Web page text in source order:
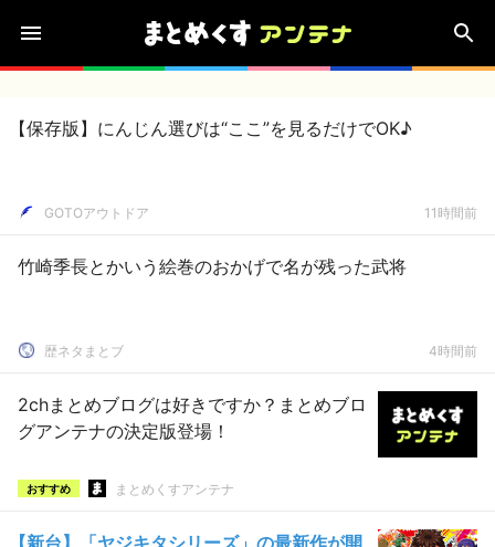
【保存版】にんじん選びは“ここ”を見るだけでOK♪
GOTOアウトドア 11時間前
竹崎季長とかいう絵巻のおかげで名が残った武将
歴ネタまとブ 4時間前
2chまとめブログは好きですか？まとめブロ
グアンテナの決定版登場！
おすすめ まとめくすアンテナ
【新台】「ヤジキタシリーズ」の最新作が開